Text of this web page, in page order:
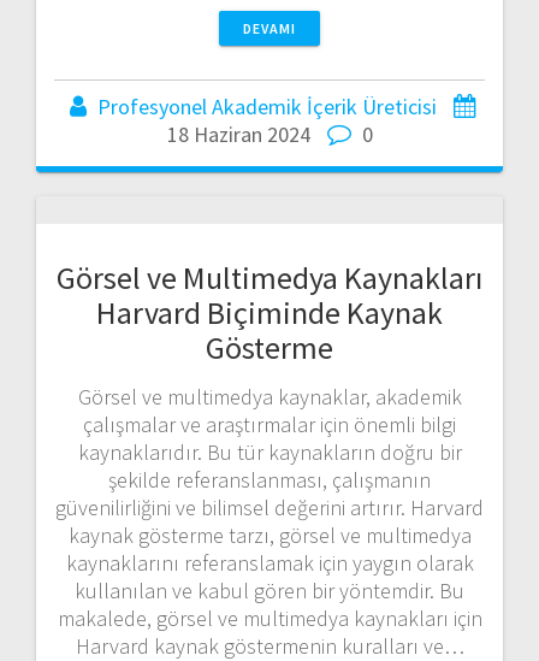
DEVAMI
Profesyonel Akademik İçerik Üreticisi
18 Haziran 2024
0
Görsel ve Multimedya Kaynakları
Harvard Biçiminde Kaynak
Gösterme
Görsel ve multimedya kaynaklar, akademik
çalışmalar ve araştırmalar için önemli bilgi
kaynaklarıdır. Bu tür kaynakların doğru bir
şekilde referanslanması, çalışmanın
güvenilirliğini ve bilimsel değerini artırır. Harvard
kaynak gösterme tarzı, görsel ve multimedya
kaynaklarını referanslamak için yaygın olarak
kullanılan ve kabul gören bir yöntemdir. Bu
makalede, görsel ve multimedya kaynakları için
Harvard kaynak göstermenin kuralları ve…